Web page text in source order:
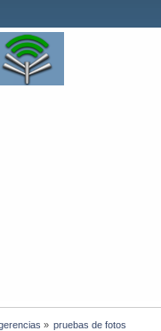
» pruebas de fotos